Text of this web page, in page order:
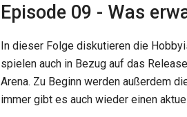
Episode 09 - Was
In dieser Folge diskutieren die
spielen auch in Bezug auf das
Arena. Zu Beginn werden außerdem
immer gibt es auch wieder einen